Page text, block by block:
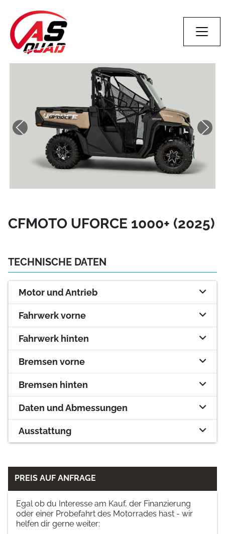
CFMOTO UFORCE 1000+ (2025)
TECHNISCHE DATEN
Motor und Antrieb
Fahrwerk vorne
Fahrwerk hinten
Bremsen vorne
Bremsen hinten
Daten und Abmessungen
Ausstattung
PREIS AUF ANFRAGE
Egal ob du Interesse am Kauf, der Finanzierung
oder einer Probefahrt des Motorrades hast - wir
helfen dir gerne weiter: